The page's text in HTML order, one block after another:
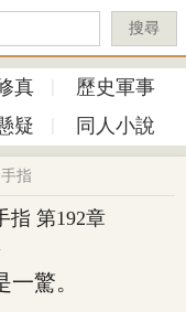
搜尋
真
歷史軍事
疑 同人小說
指
指 第192章
驚。